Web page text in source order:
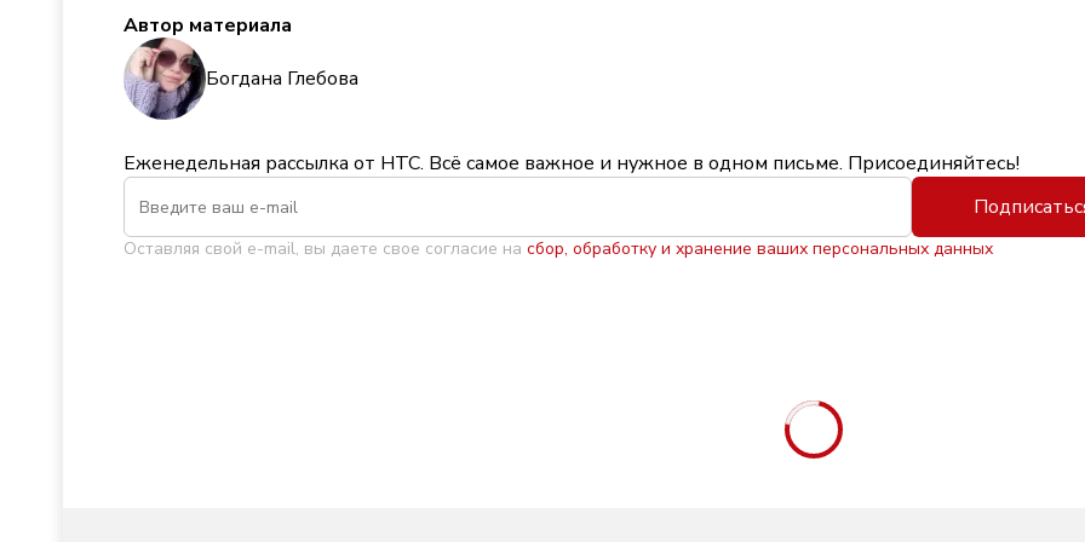
Автор материала
Богдана Глебова
Еженедельная рассылка от НТС. Всё самое важное и нужное в одном письме. Присоединяйтесь!
Оставляя свой e-mail, вы даете свое согласие на сбор, обработку и хранение ваших персональных данных